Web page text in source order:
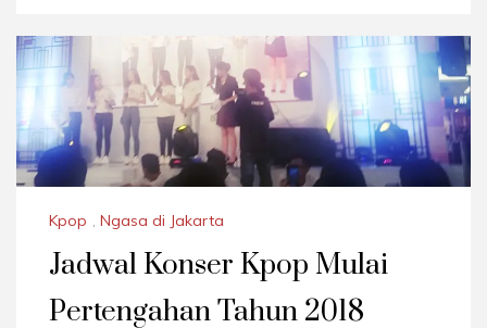
Kpop , Ngasa di Jakarta
Jadwal Konser Kpop Mulai
Pertengahan Tahun 2018